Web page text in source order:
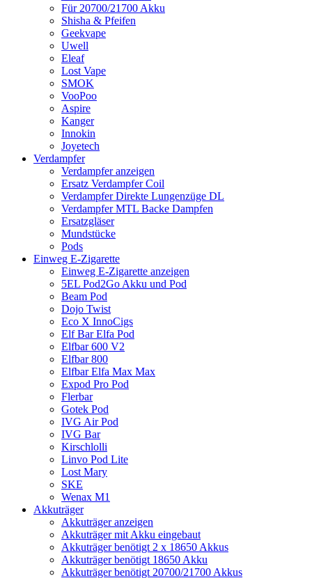
Für 20700/21700 Akku
Shisha & Pfeifen
Geekvape
Uwell
Eleaf
Lost Vape
SMOK
VooPoo
Aspire
Kanger
Innokin
Joyetech
Verdampfer
Verdampfer anzeigen
Ersatz Verdampfer Coil
Verdampfer Direkte Lungenzüge DL
Verdampfer MTL Backe Dampfen
Ersatzgläser
Mundstücke
Pods
Einweg E-Zigarette
Einweg E-Zigarette anzeigen
5EL Pod2Go Akku und Pod
Beam Pod
Dojo Twist
Eco X InnoCigs
Elf Bar Elfa Pod
Elfbar 600 V2
Elfbar 800
Elfbar Elfa Max Max
Expod Pro Pod
Flerbar
Gotek Pod
IVG Air Pod
IVG Bar
Kirschlolli
Linvo Pod Lite
Lost Mary
SKE
Wenax M1
Akkuträger
Akkuträger anzeigen
Akkuträger mit Akku eingebaut
Akkuträger benötigt 2 x 18650 Akkus
Akkuträger benötigt 18650 Akku
Akkuträger benötigt 20700/21700 Akkus